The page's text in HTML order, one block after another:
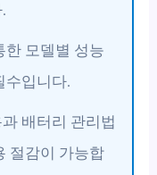
한 모델별 성능
수입니다.
배터리 관리법
절감이 가능합